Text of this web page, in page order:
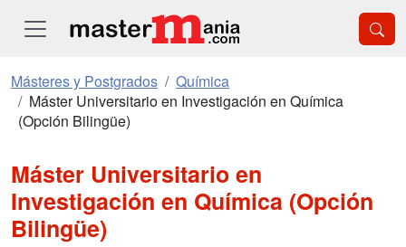
Másteres y Postgrados
Química
Máster Universitario en Investigación en Química
(Opción Bilingüe)
Máster Universitario en
Investigación en Química (Opción
Bilingüe)